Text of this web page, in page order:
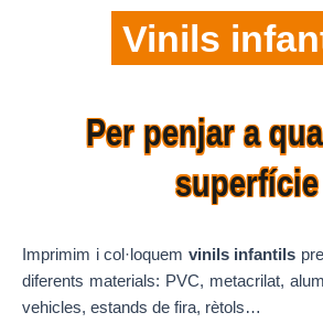
Vinils
Per penjar a
superfície
Imprimim i col·loquem vinils infantils
diferents materials: PVC, metacrilat,
vehicles, estands de fira, rètols…